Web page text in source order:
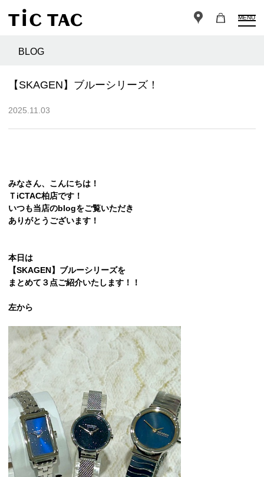
MENU
BLOG
【SKAGEN】ブルーシリーズ！
2025.11.03
みなさん、こんにちは！
ＴiCTAC柏店です！
いつも当店のblogをご覧いただき
ありがとうございます！
本日は
【SKAGEN】ブルーシリーズを
まとめて３点ご紹介いたします！！
左から